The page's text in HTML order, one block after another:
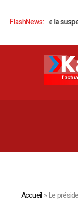
FlashNews:
annonce la
Accueil »Le